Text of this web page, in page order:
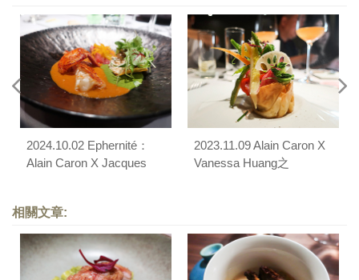
2024.10.02 Ephernité：
Alain Caron X Jacques
宴
2023.11.09 Alain Caron X
Vanessa Huang之
相關文章: